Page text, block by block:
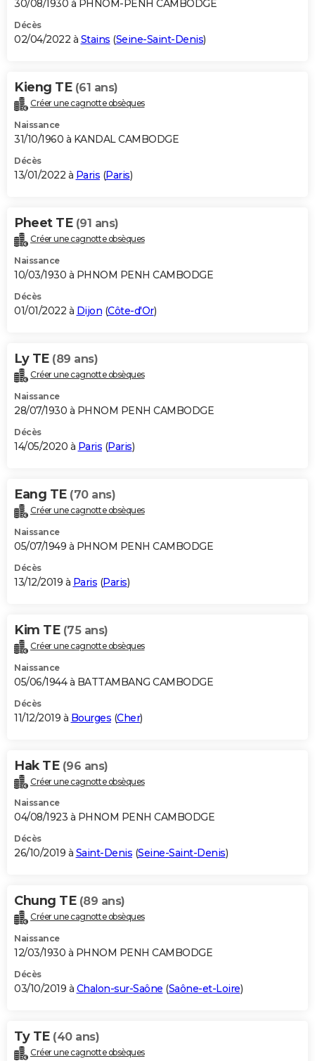
30/08/1930 à PHNOM-PENH CAMBODGE
Décès
02/04/2022 à Stains (Seine-Saint-Denis)
Kieng TE (61 ans)
Créer une cagnotte obsèques
Naissance
31/10/1960 à KANDAL CAMBODGE
Décès
13/01/2022 à Paris (Paris)
Pheet TE (91 ans)
Créer une cagnotte obsèques
Naissance
10/03/1930 à PHNOM PENH CAMBODGE
Décès
01/01/2022 à Dijon (Côte-d'Or)
Ly TE (89 ans)
Créer une cagnotte obsèques
Naissance
28/07/1930 à PHNOM PENH CAMBODGE
Décès
14/05/2020 à Paris (Paris)
Eang TE (70 ans)
Créer une cagnotte obsèques
Naissance
05/07/1949 à PHNOM PENH CAMBODGE
Décès
13/12/2019 à Paris (Paris)
Kim TE (75 ans)
Créer une cagnotte obsèques
Naissance
05/06/1944 à BATTAMBANG CAMBODGE
Décès
11/12/2019 à Bourges (Cher)
Hak TE (96 ans)
Créer une cagnotte obsèques
Naissance
04/08/1923 à PHNOM PENH CAMBODGE
Décès
26/10/2019 à Saint-Denis (Seine-Saint-Denis)
Chung TE (89 ans)
Créer une cagnotte obsèques
Naissance
12/03/1930 à PHNOM PENH CAMBODGE
Décès
03/10/2019 à Chalon-sur-Saône (Saône-et-Loire)
Ty TE (40 ans)
Créer une cagnotte obsèques